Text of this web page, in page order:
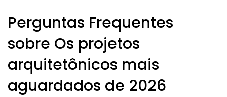
Perguntas Frequentes
sobre Os projetos
arquitetônicos mais
aguardados de 2026